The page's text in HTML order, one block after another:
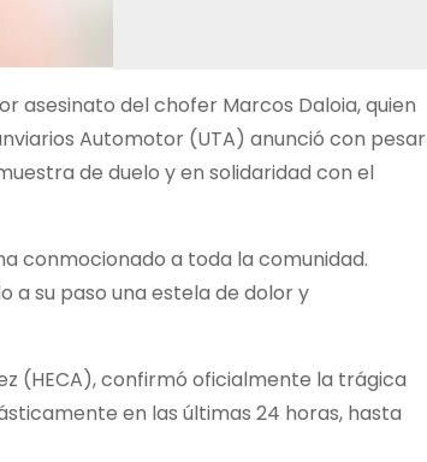
asesinato del chofer Marcos Daloia, quien
Automotor (UTA) anunció con pesar
de duelo y en solidaridad con el
conmocionado a toda la comunidad.
a su paso una estela de dolor y
(HECA), confirmó oficialmente la trágica
en las últimas 24 horas, hasta